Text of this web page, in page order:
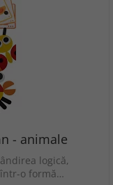
- animale
logică,
o formă…